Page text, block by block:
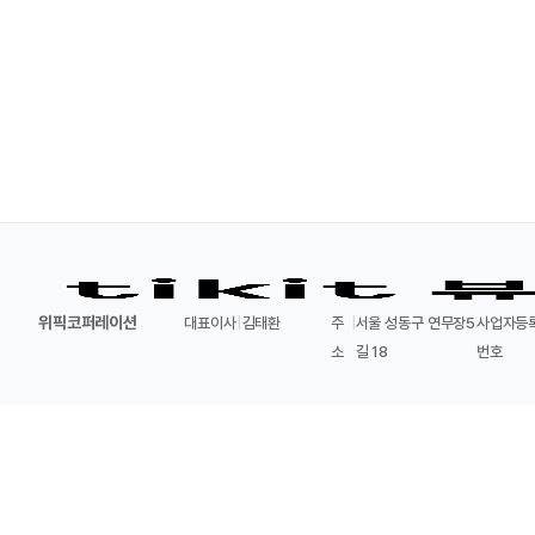
위픽코퍼레이션 대표이사| 김태환
주
소
|서울 성동구 연무장5
길 18
사업자등
번호